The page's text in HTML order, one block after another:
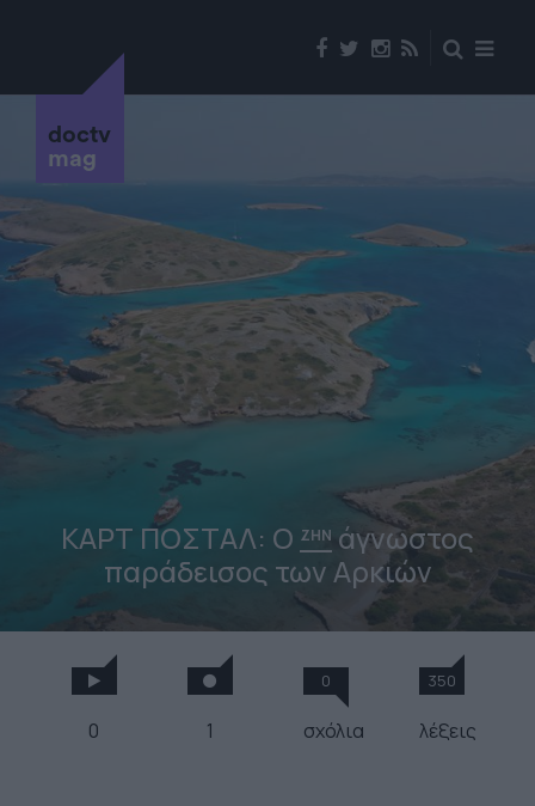
doctv
mag
ΚΑΡΤ ΠΟΣΤΑΛ: Ο ΖΗΝ άγνωστος
παράδεισος των Αρκιών
0 1
0
σχόλια
350
λέξεις